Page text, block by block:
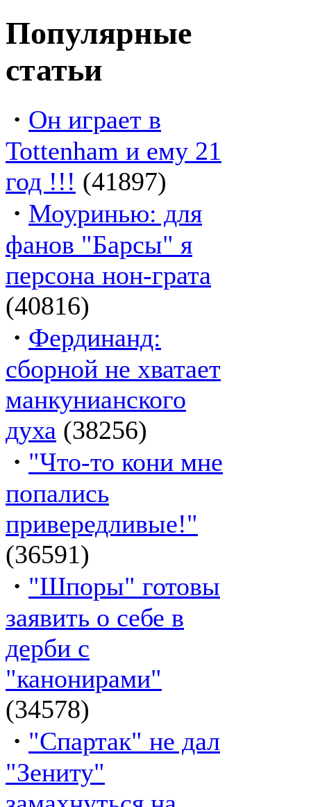
Популярные
статьи
· Он играет в
Tottenham и ему 21
год !!! (41897)
· Моуринью: для
фанов "Барсы" я
персона нон-грата
(40816)
· Фердинанд:
сборной не хватает
манкунианского
духа (38256)
· "Что-то кони мне
попались
привередливые!"
(36591)
· "Шпоры" готовы
заявить о себе в
дерби с
"канонирами"
(34578)
· "Спартак" не дал
"Зениту"